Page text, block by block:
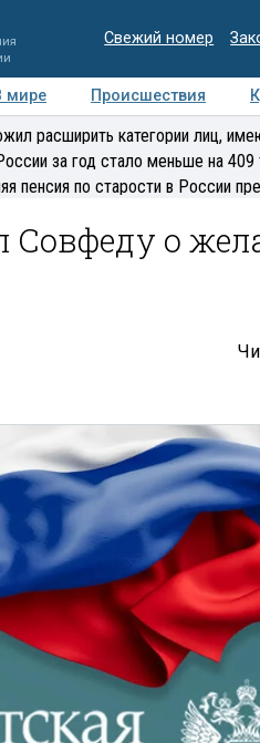
Свежий номер
мире Происшествия
Медиацентр Интервью
расширить категории лиц,
за год стало меньше на 409
пенсия по старости в России
Совфеду о